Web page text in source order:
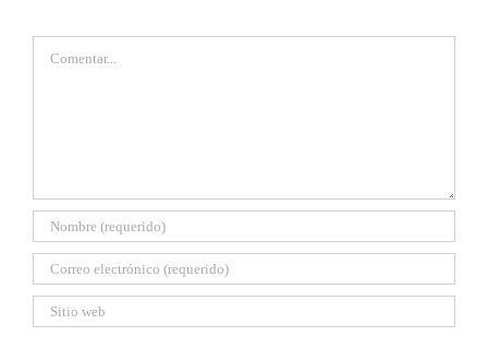
Comentar